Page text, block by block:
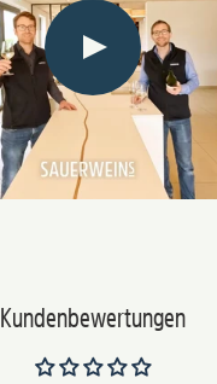
Kundenbewertungen